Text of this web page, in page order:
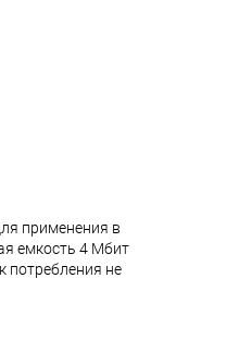
применения в
емкость 4 Мбит
потребления не